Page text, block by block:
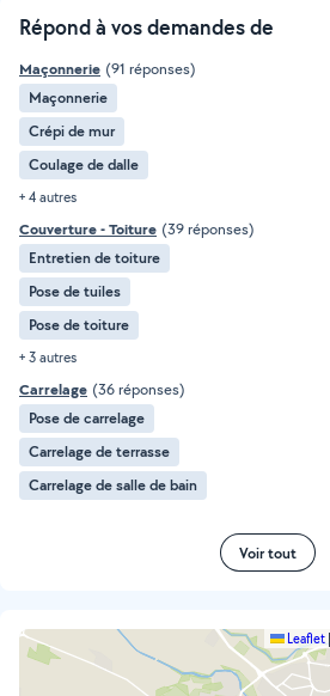
Répond à vos demandes de
Maçonnerie (91 réponses)
Maçonnerie
Crépi de mur
Coulage de dalle
+ 4 autres
Couverture - Toiture (39 réponses)
Entretien de toiture
Pose de tuiles
Pose de toiture
+ 3 autres
Carrelage (36 réponses)
Pose de carrelage
Carrelage de terrasse
Carrelage de salle de bain
Voir tout
Leaflet